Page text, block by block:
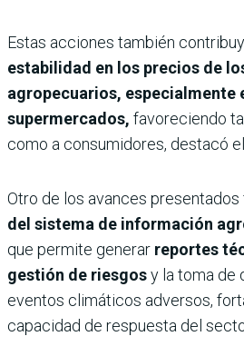
Estas acciones también
estabilidad en los precios de
agropecuarios, especialmente
supermercados, favoreciendo
como a consumidores, destacó
Otro de los avances presentados
del sistema de información
que permite generar reportes
gestión de riesgosy la toma de
eventos climáticos adversos,
capacidad de respuesta del